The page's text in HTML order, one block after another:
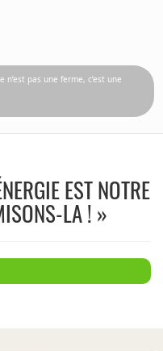
pas une ferme, c’est une
EST NOTRE
LA ! »